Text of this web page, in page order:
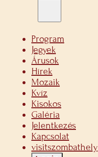
Program
Jegyek
Árusok
Hírek
Mozaik
Kvíz
Kisokos
Galéria
Jelentkezés
Kapcsolat
visitszombathely